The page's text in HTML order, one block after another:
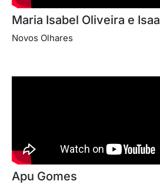
Maria Isabel Oliveira e
Novos Olhares
Apu Gomes